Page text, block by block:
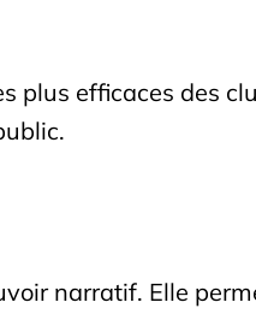
plus efficaces des
narratif. Elle